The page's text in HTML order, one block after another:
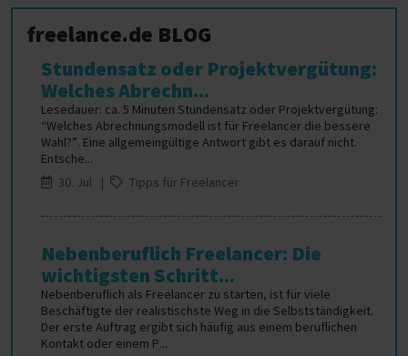
freelance.de BLOG
Stundensatz oder Projektvergütung:
Welches Abrechn...
Lesedauer: ca. 5 Minuten Stundensatz oder Projektvergütung:
“Welches Abrechnungsmodell ist für Freelancer die bessere
Wahl?”. Eine allgemeingültige Antwort gibt es darauf nicht.
Entsche...
30. Jul |
Tipps für Freelancer
Nebenberuflich Freelancer: Die
wichtigsten Schritt...
Nebenberuflich als Freelancer zu starten, ist für viele
Beschäftigte der realistischste Weg in die Selbstständigkeit.
Der erste Auftrag ergibt sich häufig aus einem beruflichen
Kontakt oder einem P...